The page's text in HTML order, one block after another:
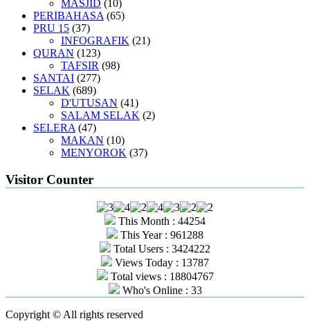
MASJID (10)
PERIBAHASA (65)
PRU 15 (37)
INFOGRAFIK (21)
QURAN (123)
TAFSIR (98)
SANTAI (277)
SELAK (689)
D'UTUSAN (41)
SALAM SELAK (2)
SELERA (47)
MAKAN (10)
MENYOROK (37)
Visitor Counter
This Month : 44254
This Year : 961288
Total Users : 3424222
Views Today : 13787
Total views : 18804767
Who's Online : 33
Copyright © All rights reserved